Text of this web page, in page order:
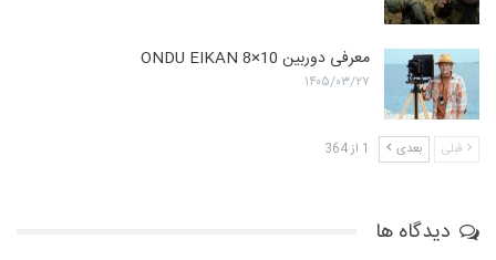
معرفی دوربین ONDU EIKAN 8×10
۱۴۰۵/۰۳/۲۷
قبلی بعدی 1 از 364
دیدگاه ها